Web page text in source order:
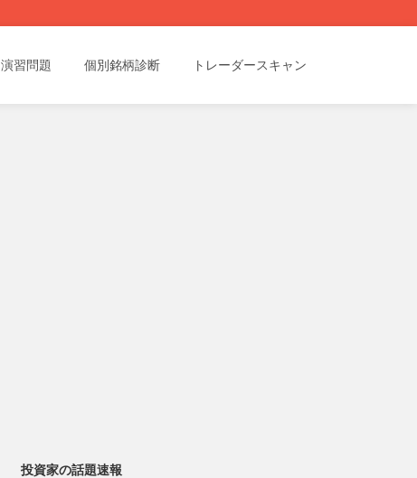
演習問題 個別銘柄診断 トレーダースキャン
投資家の話題速報